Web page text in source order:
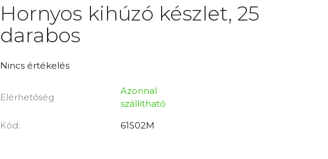
Hornyos kihúzó készlet, 25
darabos
A
átlagos
5-
Nincs értékelés
Elérhetőség
Azonnal
szállítható
Kód:
61S02M